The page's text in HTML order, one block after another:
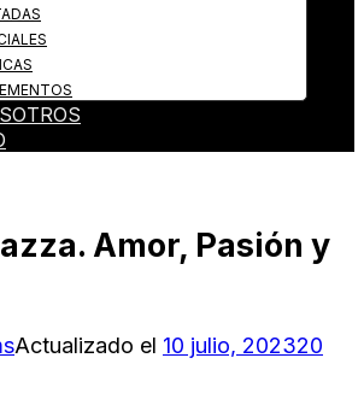
Amor, Pasión y
Actualizado el 10 julio, 202320